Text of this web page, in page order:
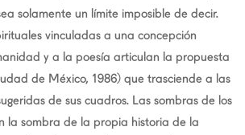
solamente un límite imposible de decir.
vinculadas a una concepción
y a la poesía articulan la propuesta
de México, 1986) que trasciende a las
de sus cuadros. Las sombras de los
la sombra de la propia historia de la